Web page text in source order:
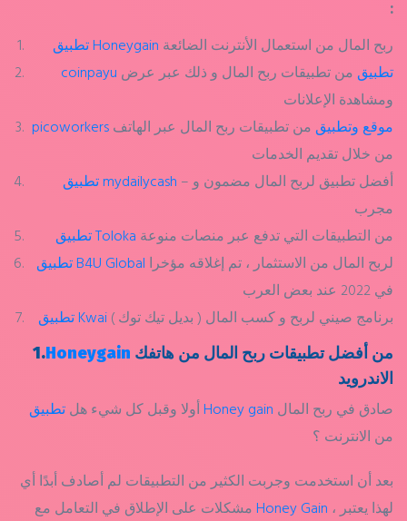
:
تطبيق Honeygain ربح المال من استعمال الأنترنت الضائعة
coinpayu تطبيق من تطبيقات ربح المال و ذلك عبر عرض
ومشاهدة الإعلانات
picoworkers موقع وتطبيق من تطبيقات ربح المال عبر الهاتف
من خلال تقديم الخدمات
تطبيق mydailycash – أفضل تطبيق لربح المال مضمون و
مجرب
تطبيق Toloka من التطبيقات التي تدفع عبر منصات منوعة
تطبيق B4U Global
في 2022 عند بعض العرب
تطبيق Kwai برنامج صيني لربح و كسب المال ( بديل تيك توك )
1.Honeygain
الاندرويد
أولا وقبل كل شيء هلتطبيق Honey gain
من الانترنت ؟
بعد أن استخدمت وجربت الكثير من التطبيقات لم أصادف أبدًا أي
Honey Gain ، لهذا يعتبر